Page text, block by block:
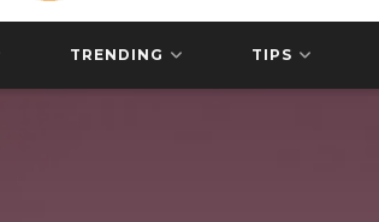
TRENDING TIPS